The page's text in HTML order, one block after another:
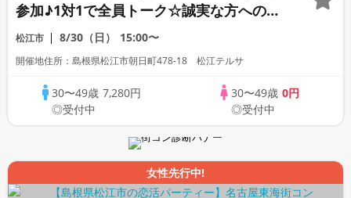
参加♪1対1で全員トーク☆誠実な方への婚
活パーティー
松江市 8/30（日） 15:00〜
開催地住所：島根県松江市朝日町478-18 松江テルサ
30〜49歳 7,280円
◎受付中
30〜49歳 0円
◎受付中
女性先行中!